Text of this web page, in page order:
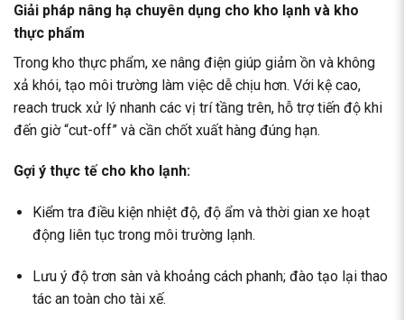
Giải pháp nâng hạ chuyên dụng cho kho lạnh và kho
thực phẩm
Trong kho thực phẩm, xe nâng điện giúp giảm ồn và không
xả khói, tạo môi trường làm việc dễ chịu hơn. Với kệ cao,
reach truck xử lý nhanh các vị trí tầng trên, hỗ trợ tiến độ khi
đến giờ “cut-off” và cần chốt xuất hàng đúng hạn.
Gợi ý thực tế cho kho lạnh:
Kiểm tra điều kiện nhiệt độ, độ ẩm và thời gian xe hoạt
động liên tục trong môi trường lạnh.
Lưu ý độ trơn sàn và khoảng cách phanh; đào tạo lại thao
tác an toàn cho tài xế.